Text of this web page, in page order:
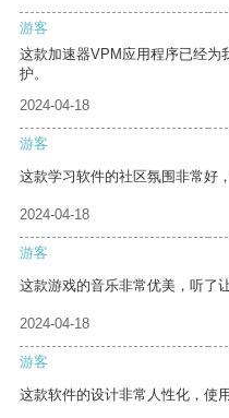
游客
这款加速器VPM应用程序已经为
护。
2024-04-18
游客
这款学习软件的社区氛围非常好
2024-04-18
游客
这款游戏的音乐非常优美，听了
2024-04-18
游客
这款软件的设计非常人性化，使